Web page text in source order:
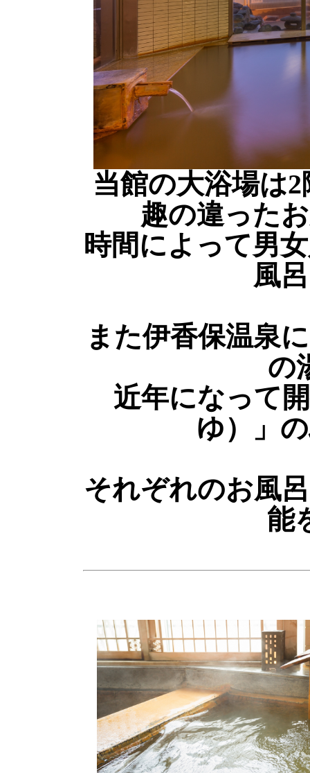
当館の大浴場は
趣の違った
時間によって男
風
また伊香保温泉
の
近年になって
ゆ）」
それぞれのお風
能